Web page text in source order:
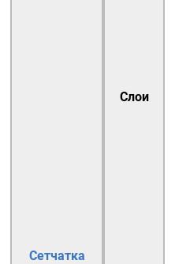
Сетчатка
Слои